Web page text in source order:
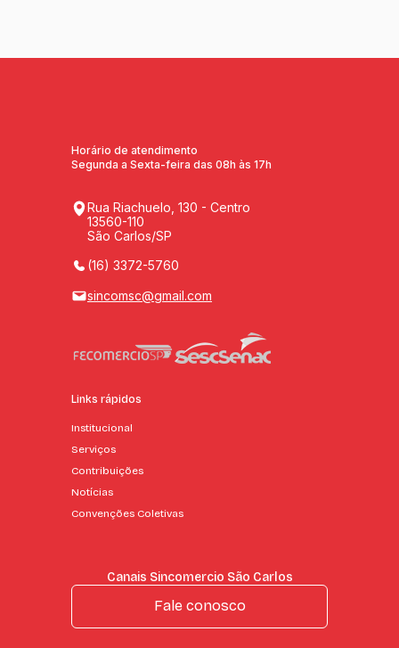
Horário de atendimento
Segunda a Sexta-feira das 08h às 17h
Rua Riachuelo, 130 - Centro
13560-110
São Carlos/SP
(16) 3372-5760
sincomsc@gmail.com
Links rápidos
Institucional
Serviços
Contribuições
Notícias
Convenções Coletivas
Canais Sincomercio São Carlos
Fale conosco